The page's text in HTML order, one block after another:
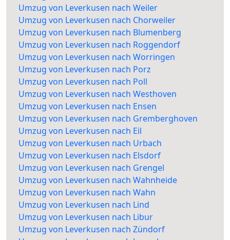
Umzug von Leverkusen nach Weiler
Umzug von Leverkusen nach Chorweiler
Umzug von Leverkusen nach Blumenberg
Umzug von Leverkusen nach Roggendorf
Umzug von Leverkusen nach Worringen
Umzug von Leverkusen nach Porz
Umzug von Leverkusen nach Poll
Umzug von Leverkusen nach Westhoven
Umzug von Leverkusen nach Ensen
Umzug von Leverkusen nach Gremberghoven
Umzug von Leverkusen nach Eil
Umzug von Leverkusen nach Urbach
Umzug von Leverkusen nach Elsdorf
Umzug von Leverkusen nach Grengel
Umzug von Leverkusen nach Wahnheide
Umzug von Leverkusen nach Wahn
Umzug von Leverkusen nach Lind
Umzug von Leverkusen nach Libur
Umzug von Leverkusen nach Zündorf